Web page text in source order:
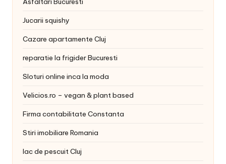
Jucarii squishy
Cazare apartamente Cluj
reparatie la frigider Bucuresti
Sloturi online inca la moda
Velicios.ro – vegan & plant based
Firma contabilitate Constanta
Stiri imobiliare Romania
lac de pescuit Cluj